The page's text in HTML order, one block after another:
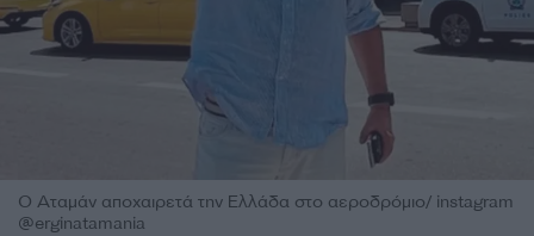
Ο Αταμάν αποχαιρετά την Ελλάδα στο αεροδρόμιο/ instagram
@erginatamania